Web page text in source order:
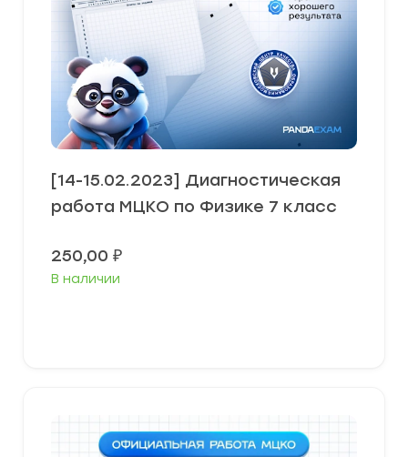
[14-15.02.2023] Диагностическая
работа МЦКО по Физике 7 класс
250,00 ₽
В наличии